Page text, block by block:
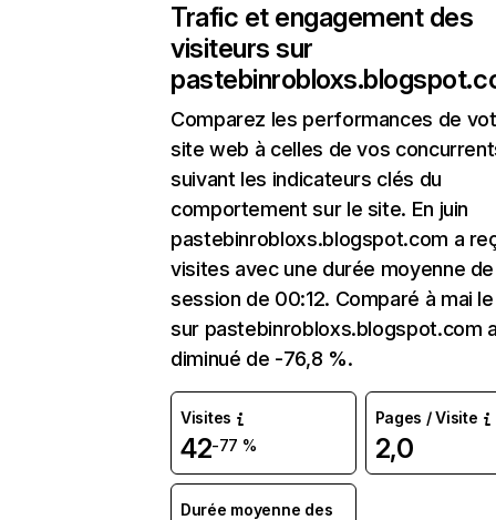
Trafic et engagement des
visiteurs sur
Comparez les performances de
site web à celles de vos
suivant les indicateurs clés du
comportement sur le site. En juin
pastebinrobloxs.blogspot.com a
visites avec une durée moyenne
session de 00:12. Comparé à mai
sur pastebinrobloxs.blogspot.com
diminué de -76,8 %.
Visites
42-77 %
Pages / Visite
2,0
Durée moyenne des